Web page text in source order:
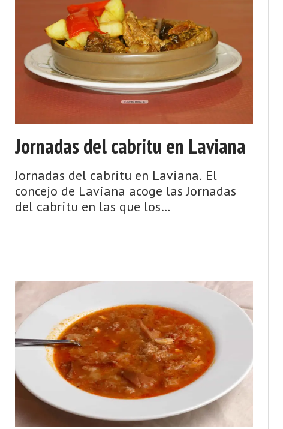
Jornadas del cabritu en Laviana
Jornadas del cabritu en Laviana. El
concejo de Laviana acoge las Jornadas
del cabritu en las que los
ensalada, cabritu con patatinos, ...